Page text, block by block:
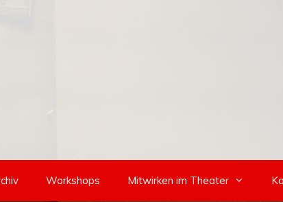
Workshops Mitwirken im Theater